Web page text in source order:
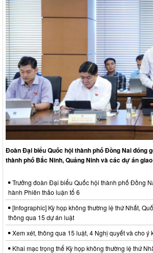
Đoàn Đại biểu Quốc hội thành phố Đồng Nai đóng
thành phố Bắc Ninh, Quảng Ninh và các dự án
Trưởng đoàn Đại biểu Quốc hội thành phố Đồng
hành Phiên thảo luận tổ 6
[Infographic] Kỳ họp không thường lệ thứ Nhất,
thông qua 15 dự án luật
Xem xét, thông qua 15 luật, 4 Nghị quyết và cho ý
Khai mạc trọng thể Kỳ họp không thường lệ thứ